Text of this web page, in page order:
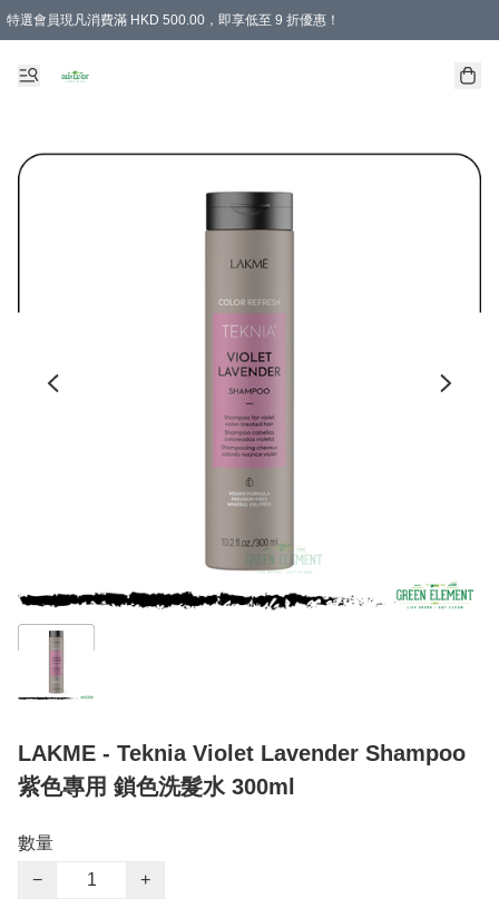
特選會員現凡消費滿 HKD 500.00，即享低至 9 折優惠！
LAKME - Teknia Violet Lavender Shampoo
紫色專用 鎖色洗髮水 300ml
數量
−
+